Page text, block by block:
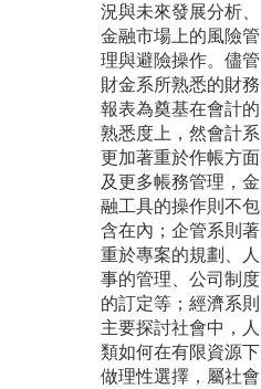
況與未來發展分析、
金融市場上的風險管
理與避險操作。儘管
財金系所熟悉的財務
報表為奠基在會計的
熟悉度上，然會計系
更加著重於作帳方面
及更多帳務管理，金
融工具的操作則不包
含在內；企管系則著
重於專案的規劃、人
事的管理、公司制度
的訂定等；經濟系則
主要探討社會中，人
類如何在有限資源下
做理性選擇，屬社會